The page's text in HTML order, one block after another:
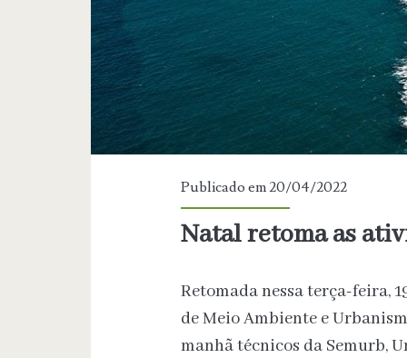
Publicado em 20/04/2022
Natal retoma as
Retomada nessa terça-feira,
de Meio Ambiente e
manhã técnicos da Semurb,